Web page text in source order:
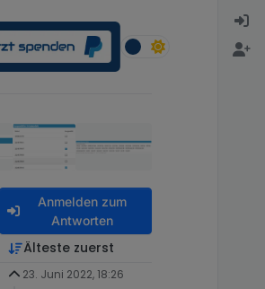
Anmelden zum
Antworten
Älteste zuerst
23. Juni 2022, 18:26